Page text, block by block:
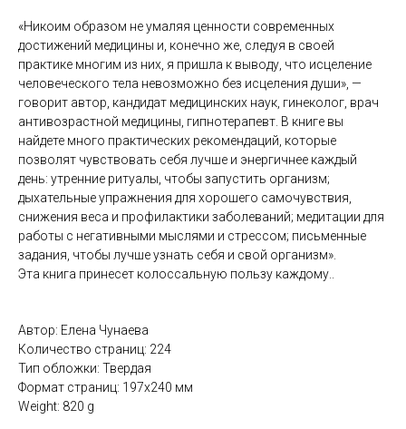
«Никоим образом не умаляя ценности современных
достижений медицины и, конечно же, следуя в своей
практике многим из них, я пришла к выводу, что исцеление
человеческого тела невозможно без исцеления души», —
говорит автор, кандидат медицинских наук, гинеколог, врач
антивозрастной медицины, гипнотерапевт. В книге вы
найдете много практических рекомендаций, которые
позволят чувствовать себя лучше и энергичнее каждый
день: утренние ритуалы, чтобы запустить организм;
дыхательные упражнения для хорошего самочувствия,
снижения веса и профилактики заболеваний; медитации для
работы с негативными мыслями и стрессом; письменные
задания, чтобы лучше узнать себя и свой организм».
Эта книга принесет колоссальную пользу каждому..
Автор: Елена Чунаева
Количество страниц: 224
Тип обложки: Твердая
Формат страниц: 197х240 мм
Weight: 820 g